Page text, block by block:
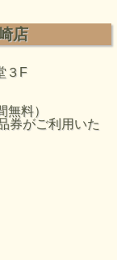
店
３F
料）
券がご利用いた